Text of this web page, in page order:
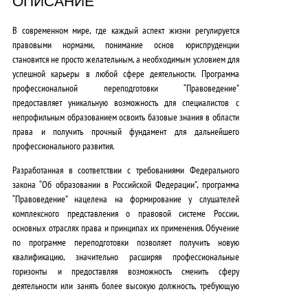
В современном мире, где каждый аспект жизни регулируется
правовыми нормами, понимание основ юриспруденции
становится не просто желательным, а необходимым условием для
успешной карьеры в любой сфере деятельности. Программа
профессиональной переподготовки “Правоведение”
предоставляет уникальную возможность для специалистов с
непрофильным образованием освоить базовые знания в области
права и получить прочный фундамент для дальнейшего
профессионального развития.
Разработанная в соответствии с требованиями Федерального
закона “Об образовании в Российской Федерации”, программа
“Правоведение” нацелена на формирование у слушателей
комплексного представления о правовой системе России,
основных отраслях права и принципах их применения. Обучение
по программе переподготовки позволяет получить новую
квалификацию, значительно расширяя профессиональные
горизонты и предоставляя возможность сменить сферу
деятельности или занять более высокую должность, требующую